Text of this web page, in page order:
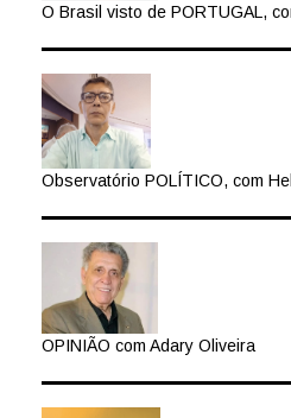
O Brasil visto de PORTUGAL,
Observatório POLÍTICO, com
OPINIÃO com Adary Oliveira